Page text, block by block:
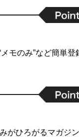
モのみ”など簡単登
がひろがるマガジ